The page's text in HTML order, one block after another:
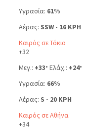
Υγρασία: 61%
Αέρας: SSW - 16 KPH
Καιρός σε Τόκιο
+32
Μεγ.: +33° Ελάχ.: +24°
Υγρασία: 66%
Αέρας: S - 20 KPH
Καιρός σε Αθήνα
+34